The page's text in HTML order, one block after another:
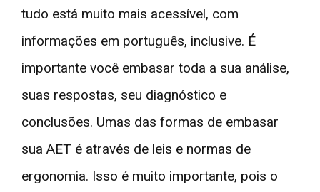
tudo está muito mais acessível, com
informações em português, inclusive. É
importante você embasar toda a sua análise,
suas respostas, seu diagnóstico e
conclusões. Umas das formas de embasar
sua AET é através de leis e normas de
ergonomia. Isso é muito importante, pois o